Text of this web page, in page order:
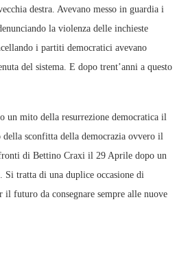
destra. Avevano messo in guardia i
la violenza delle inchieste
i partiti democratici avevano
del sistema. E dopo trent’anni a questo
un mito della resurrezione democratica il
sconfitta della democrazia ovvero il
di Bettino Craxi il 29 Aprile dopo un
Si tratta di una duplice occasione di
futuro da consegnare sempre alle nuove